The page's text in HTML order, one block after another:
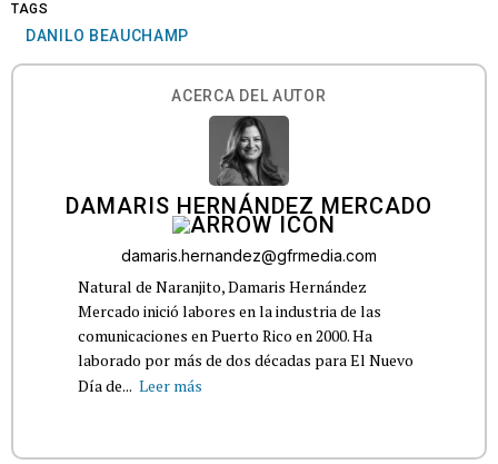
TAGS
DANILO BEAUCHAMP
ACERCA DEL AUTOR
DAMARIS HERNÁNDEZ MERCADO
damaris.hernandez@gfrmedia.com
Natural de Naranjito, Damaris Hernández
Mercado inició labores en la industria de las
comunicaciones en Puerto Rico en 2000. Ha
laborado por más de dos décadas para El Nuevo
Día de... Leer más